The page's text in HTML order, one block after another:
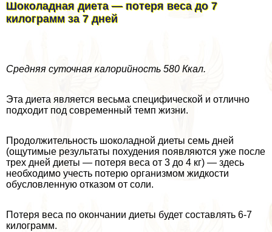
Шоколадная диета — потеря веса до 7
килограмм за 7 дней
Средняя суточная калорийность 580 Ккал.
Эта диета является весьма специфической и отлично
подходит под современный темп жизни.
Продолжительность шоколадной диеты семь дней
(ощутимые результаты похудения появляются уже после
трех дней диеты — потеря веса от 3 до 4 кг) — здесь
необходимо учесть потерю организмом жидкости
обусловленную отказом от соли.
Потеря веса по окончании диеты будет составлять 6-7
килограмм.